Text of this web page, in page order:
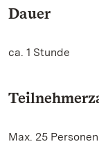
Dauer
ca. 1 Stunde
Max. 25 Personen